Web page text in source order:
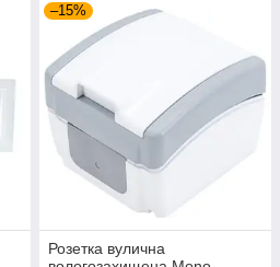
–15%
Розетка вулична